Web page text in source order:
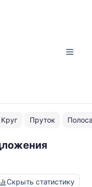
Круг Пруток
Скрыть статистику